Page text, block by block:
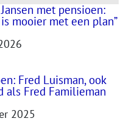
Jansen met pensioen:
mooier met een plan”
Fred Luisman, ook
als Fred Familieman
2025